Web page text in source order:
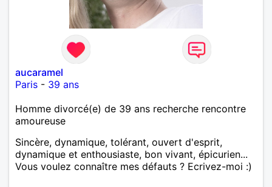
aucaramel
Paris - 39 ans
Homme divorcé(e) de 39 ans recherche rencontre
amoureuse
Sincère, dynamique, tolérant, ouvert d'esprit,
dynamique et enthousiaste, bon vivant, épicurien...
Vous voulez connaître mes défauts ? Ecrivez-moi :)